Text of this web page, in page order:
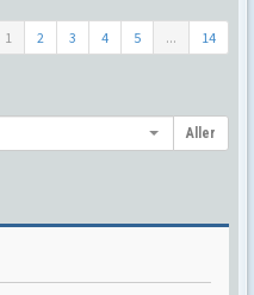
1 2 3 4 5 ... 14
Aller